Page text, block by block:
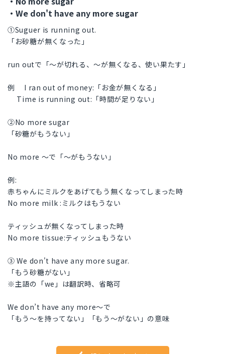
・We don't have any more sugar
①Suguer is running out.
「お砂糖が無くなった」
run outで「〜が切れる、〜が無くなる、使い果たす」
例 I ran out of money:「お金が無くなる」
Time is running out:「時間が足りない」
②No more sugar
「砂糖がもうない」
No more 〜で「〜がもうない」
例:
赤ちゃんにミルクをあげてもう無くなってしまった時
No more milk :ミルクはもうない
ティッシュが無くなってしまった時
No more tissue:ティッシュもうない
③ We don't have any more sugar.
「もう砂糖がない」
※主語の「we」は翻訳時、省略可
We don’t have any more〜で
「もう〜を持ってない」「もう〜がない」の意味